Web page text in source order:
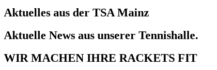
Aktuelles aus der TSA Mainz
Aktuelle News aus unserer Tennishalle.
WIR MACHEN IHRE RACKETS FIT